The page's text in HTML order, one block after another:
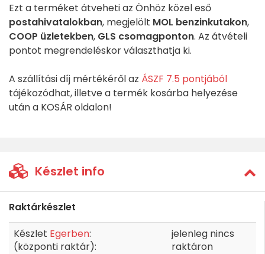
Ezt a terméket átveheti az Önhöz közel eső
postahivatalokban, megjelölt MOL benzinkutakon,
COOP üzletekben, GLS csomagponton. Az átvételi
pontot megrendeléskor választhatja ki.
A szállítási díj mértékéről az ÁSZF 7.5 pontjából
tájékozódhat, illetve a termék kosárba helyezése
után a KOSÁR oldalon!
Készlet info
Raktárkészlet
Készlet Egerben:
(központi raktár):
jelenleg nincs
raktáron